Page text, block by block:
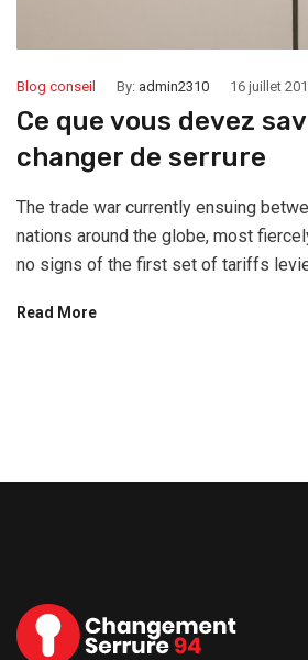
Blog conseil By: admin2310 16 juillet
Ce que vous devez
changer de serrure
The trade war currently ensuing
nations around the globe, most
no signs of the first set of tariffs
Read More